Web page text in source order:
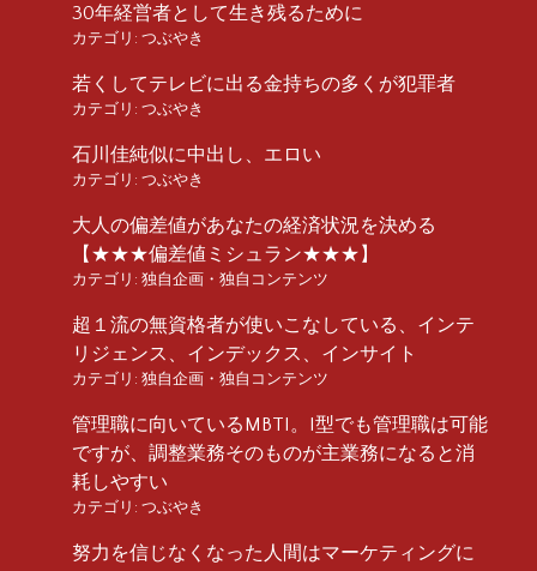
30年経営者として生き残るために
カテゴリ: つぶやき
若くしてテレビに出る金持ちの多くが犯罪者
カテゴリ: つぶやき
石川佳純似に中出し、エロい
カテゴリ: つぶやき
大人の偏差値があなたの経済状況を決める
【★★★偏差値ミシュラン★★★】
カテゴリ: 独自企画・独自コンテンツ
超１流の無資格者が使いこなしている、インテ
リジェンス、インデックス、インサイト
カテゴリ: 独自企画・独自コンテンツ
管理職に向いているMBTI。I型でも管理職は可能
ですが、調整業務そのものが主業務になると消
耗しやすい
カテゴリ: つぶやき
努力を信じなくなった人間はマーケティングに